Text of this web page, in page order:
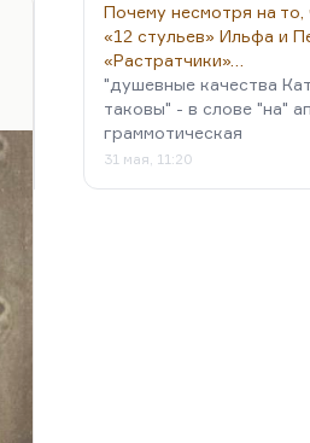
Почему несмотря на то,
«12 стульев» Ильфа и
«Растратчики»…
"душевные качества
таковы" - в слове "на"
граммотическая
31 мая, 11:20